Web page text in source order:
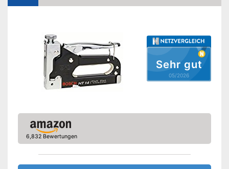
Sehr gut
05/2026
6,832 Bewertungen